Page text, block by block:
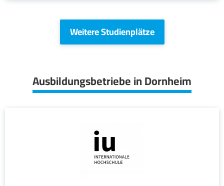
Weitere Studienplätze
Ausbildungsbetriebe in Dornheim